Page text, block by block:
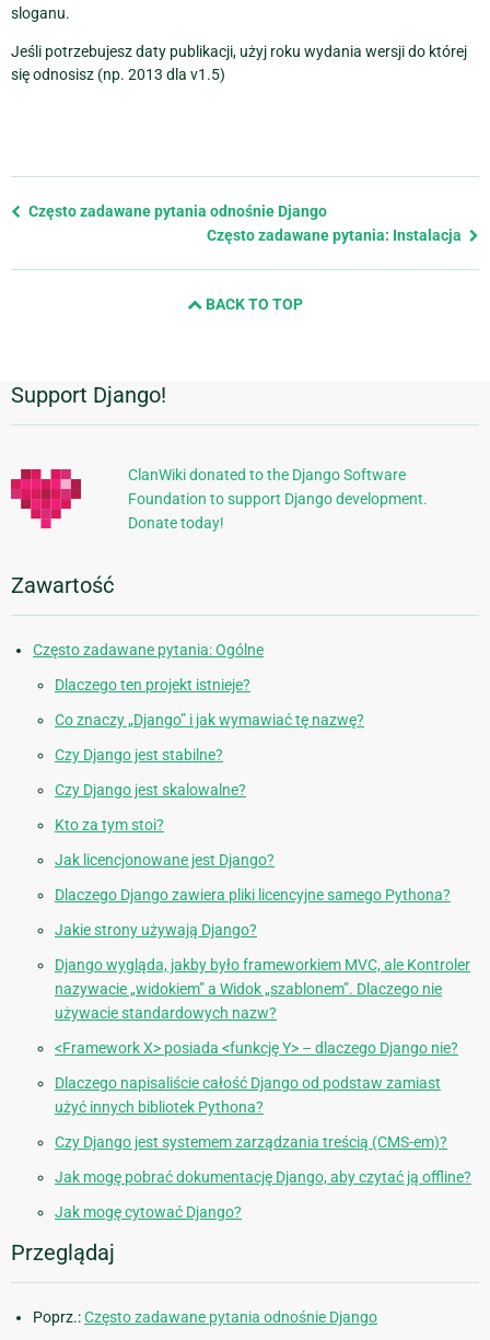
sloganu.
Jeśli potrzebujesz daty publikacji, użyj roku wydania wersji do której
się odnosisz (np. 2013 dla v1.5)
Previous
Często zadawane pytania odnośnie Django
Często zadawane pytania: Instalacja
BACK TO TOP
Dodatkowe
informacje
Support Django!
ClanWiki donated to the Django Software
Foundation to support Django development.
Donate today!
Zawartość
Często zadawane pytania: Ogólne
Dlaczego ten projekt istnieje?
Co znaczy „Django” i jak wymawiać tę nazwę?
Czy Django jest stabilne?
Czy Django jest skalowalne?
Kto za tym stoi?
Jak licencjonowane jest Django?
Dlaczego Django zawiera pliki licencyjne samego Pythona?
Jakie strony używają Django?
Django wygląda, jakby było frameworkiem MVC, ale Kontroler
nazywacie „widokiem” a Widok „szablonem”. Dlaczego nie
używacie standardowych nazw?
<Framework X> posiada <funkcję Y> – dlaczego Django nie?
Dlaczego napisaliście całość Django od podstaw zamiast
użyć innych bibliotek Pythona?
Czy Django jest systemem zarządzania treścią (CMS-em)?
Jak mogę pobrać dokumentację Django, aby czytać ją offline?
Jak mogę cytować Django?
Przeglądaj
Poprz.:Często zadawane pytania odnośnie Django